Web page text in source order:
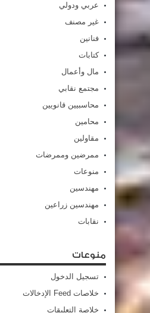
عربي ودولي
غير مصنف
فنانين
كتابات
مال وأعمال
مجتمع نقابي
محاسبيين قانويين
محامين
مقاولين
ممرضين وممرضات
منوعات
مهندسين
مهندسين زراعين
نقابات
منوعات
تسجيل الدخول
خلاصات Feed الإدخالات
خلاصة التعليقات